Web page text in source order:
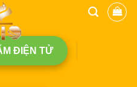
ĐIỆN TỬ